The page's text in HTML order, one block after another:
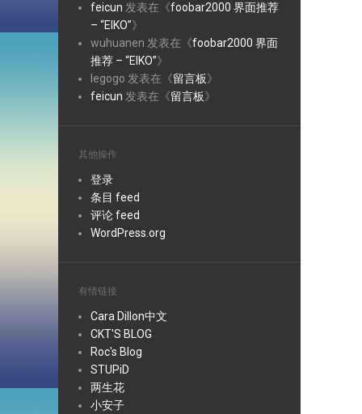
feicun 发表在《foobar2000 界面推荐
– “EIKO”》
wuhuanen 发表在《foobar2000 界面
推荐 – “EIKO”》
legogo 发表在《留言板》
feicun 发表在《留言板》
其他操作
登录
条目 feed
评论 feed
WordPress.org
有情链接
Cara Dillon中文
CKT'S BLOG
Roc's Blog
STUPiD
两生花
小安子